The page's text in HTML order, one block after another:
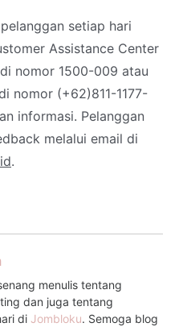
setiap hari
Assistance Center
nomor 1500-009 atau
nomor (+62)811-1177-
informasi. Pelanggan
melalui email di
.
menulis tentang
dan juga tentang
di Jombloku. Semoga blog